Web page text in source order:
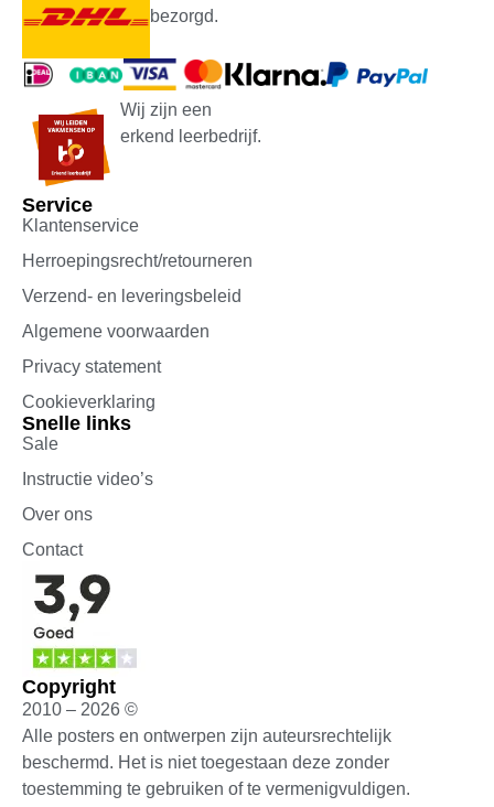
bezorgd.
Wij zijn een
erkend leerbedrijf.
Service
Klantenservice
Herroepingsrecht/retourneren
Verzend- en leveringsbeleid
Algemene voorwaarden
Privacy statement
Cookieverklaring
Snelle links
Sale
Instructie video’s
Over ons
Contact
Copyright
2010 – 2026 ©
Alle posters en ontwerpen zijn auteursrechtelijk
beschermd. Het is niet toegestaan deze zonder
toestemming te gebruiken of te vermenigvuldigen.